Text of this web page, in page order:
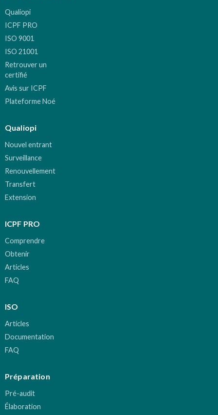
Qualiopi
ICPF PRO
ISO 9001
ISO 21001
Retrouver un
certifié
Avis sur ICPF
Plateforme Noé
Qualiopi
Nouvel entrant
Surveillance
Renouvellement
Transfert
Extension
ICPF PRO
Comprendre
Obtenir
Articles
FAQ
ISO
Articles
Documentation
FAQ
Préparation
Pré-audit
Élaboration